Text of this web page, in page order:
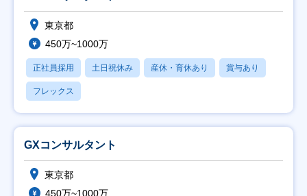
東京都
450万~1000万
正社員採用 土日祝休み 産休・育休あり 賞与あり
フレックス
GXコンサルタント
東京都
450万~1000万